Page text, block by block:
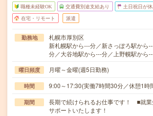
職種未経験OK 交通費別途支給あり 土日祝日が
在宅・リモート 派遣
勤務地
札幌市厚別区
新札幌駅から---分／新さっぽろ駅から
分／大谷地駅から---分／上野幌駅から
曜日頻度 月曜～金曜(週5日勤務)
時間 9:00～17:30(実働7時間30分／休憩1時
期間
長期で続けられるお仕事です！ ■就業
サポートいたします！